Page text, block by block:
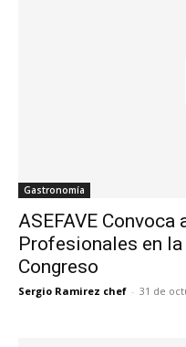
Gastronomía
ASEFAVE Convoca
Profesionales en
Congreso
Sergio Ramirez chef - 31 de